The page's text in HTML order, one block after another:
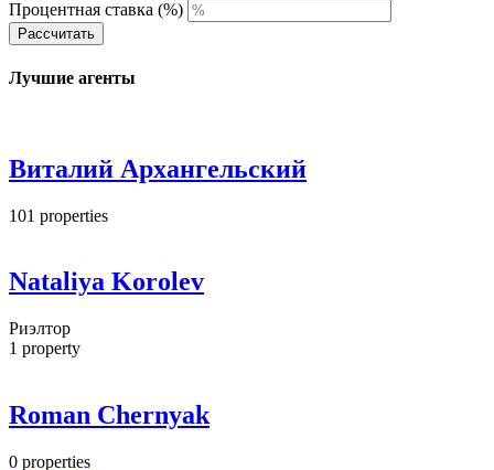
Процентная ставка (%)
Рассчитать
Лучшие агенты
Виталий Архангельский
101 properties
Nataliya Korolev
Риэлтор
1 property
Roman Chernyak
0 properties